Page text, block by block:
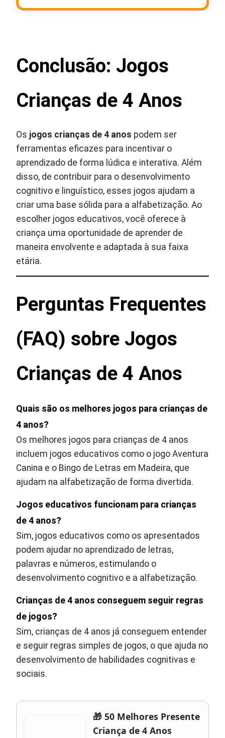
Conclusão: Jogos
Crianças de 4 Anos
Os jogos crianças de 4 anos podem ser
ferramentas eficazes para incentivar o
aprendizado de forma lúdica e interativa. Além
disso, de contribuir para o desenvolvimento
cognitivo e linguístico, esses jogos ajudam a
criar uma base sólida para a alfabetização. Ao
escolher jogos educativos, você oferece à
criança uma oportunidade de aprender de
maneira envolvente e adaptada à sua faixa
etária.
Perguntas Frequentes
(FAQ) sobre Jogos
Crianças de 4 Anos
Quais são os melhores jogos para crianças de
4 anos?
Os melhores jogos para crianças de 4 anos
incluem jogos educativos como o jogo Aventura
Canina e o Bingo de Letras em Madeira, que
ajudam na alfabetização de forma divertida.
Jogos educativos funcionam para crianças
de 4 anos?
Sim, jogos educativos como os apresentados
podem ajudar no aprendizado de letras,
palavras e números, estimulando o
desenvolvimento cognitivo e a alfabetização.
Crianças de 4 anos conseguem seguir regras
de jogos?
Sim, crianças de 4 anos já conseguem entender
e seguir regras simples de jogos, o que ajuda no
desenvolvimento de habilidades cognitivas e
sociais.
🎁 50 Melhores Presente
Criança de 4 Anos